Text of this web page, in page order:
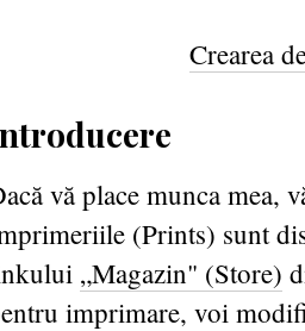
Crearea
vă place munca mea,
(Prints) sunt
„Magazin" (Store)
imprimare, voi